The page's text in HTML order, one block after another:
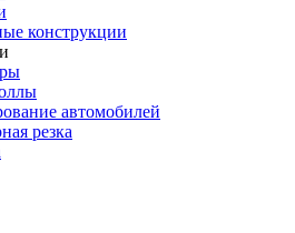
конструкции
автомобилей
резка